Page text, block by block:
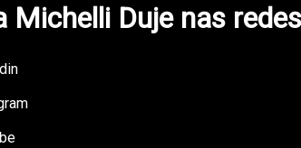
Michelli Duje nas